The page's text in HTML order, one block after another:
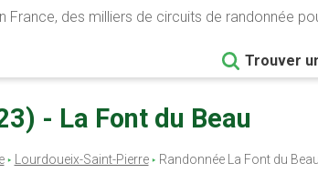
France, des milliers de circuits de randonnée
Trouver
- La Font du Beau
Lourdoueix-Saint-Pierre Randonnée La Font du Beau